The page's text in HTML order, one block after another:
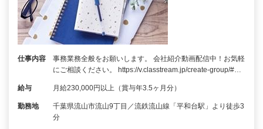
仕事内容
事務業務全般をお願いします。 会社紹介動画配信中！お気軽
にご相談ください。 https://v.classtream.jp/create-group/#…
給与 月給230,000円以上（賞与年3.5ヶ月分）
勤務地
千葉県流山市流山9丁目／流鉄流山線「平和台駅」より徒歩3
分